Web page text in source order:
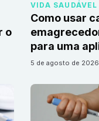
o
VIDA SAUDÁVEL
Como usar
para uma
5 de agosto de 2026